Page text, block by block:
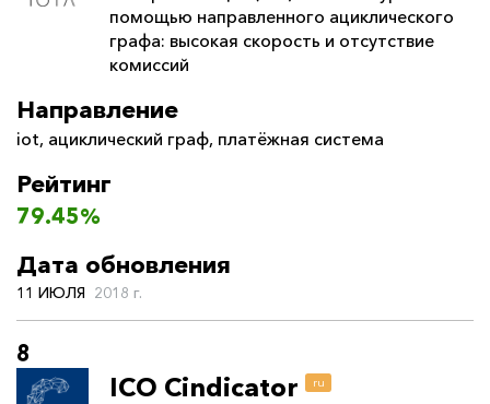
помощью направленного ациклического
графа: высокая скорость и отсутствие
комиссий
Направление
iot, ациклический граф, платёжная система
Рейтинг
79.45%
Дата обновления
11 ИЮЛЯ 2018 г.
8
ICO Cindicator ru